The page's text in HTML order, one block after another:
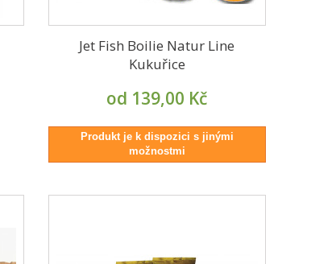
Jet Fish Boilie Natur Line
Kukuřice
od 139,00 Kč
Produkt je k dispozici s jinými
možnostmi